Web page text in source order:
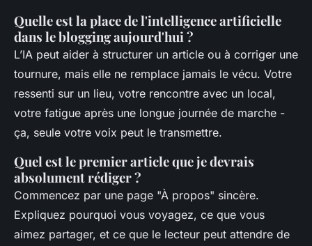
Quelle est la place de l'intelligence artificielle
dans le blogging aujourd'hui ?
L’IA peut aider à structurer un article ou à corriger une
tournure, mais elle ne remplace jamais le vécu. Votre
ressenti sur un lieu, votre rencontre avec un local,
votre fatigue après une longue journée de marche -
ça, seule votre voix peut le transmettre.
Quel est le premier article que je devrais
absolument rédiger ?
Commencez par une page "À propos" sincère.
Expliquez pourquoi vous voyagez, ce que vous
aimez partager, et ce que le lecteur peut attendre de